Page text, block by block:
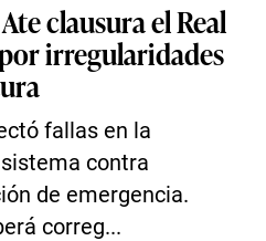
clausura el Real
irregularidades
fallas en la
contra
de emergencia.
correg...